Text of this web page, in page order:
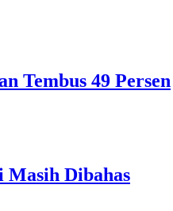
Tembus 49 Persen
Masih Dibahas